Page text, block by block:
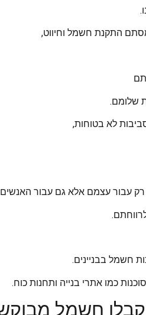
התקנת חשמל וחיווט,
שלומם.
לא בטוחות,
עבור עצמם אלא גם עבור האנשים
חשמל בבניינים.
כמו אתרי בנייה ותחנות כוח.
חשמל